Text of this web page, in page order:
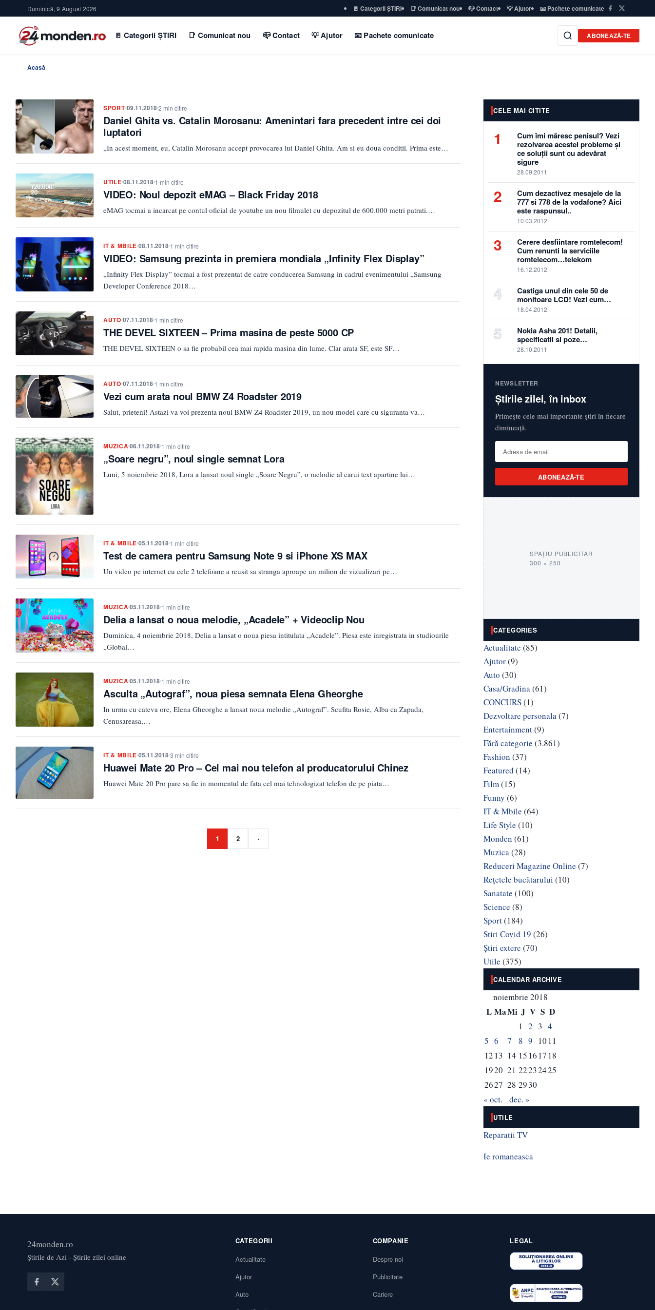
Duminică, 9 August 2026 🚪 Categorii ȘTIRI 📑 Comunicat nou 📪 Contact 💡 Ajutor 📧 Pachete comunicate
🚪 Categorii ȘTIRI 📑 Comunicat nou 📪 Contact 💡 Ajutor 📧 Pachete comunicate ABONEAZĂ-TE
Acasă
SPORT09.11.20182 min citire
Daniel Ghita vs. Catalin Morosanu: Amenintari fara precedent intre cei doi
luptatori
„In acest moment, eu, Catalin Morosanu accept provocarea lui Daniel Ghita. Am si eu doua conditii. Prima este…
UTILE 08.11.20181 min citire
VIDEO: Noul depozit eMAG – Black Friday 2018
eMAG tocmai a incarcat pe contul oficial de youtube un nou filmulet cu depozitul de 600.000 metri patrati.…
IT & MBILE08.11.2018 1 min citire
VIDEO: Samsung prezinta in premiera mondiala „Infinity Flex Display”
„Infinity Flex Display” tocmai a fost prezentat de catre conducerea Samsung in cadrul evenimentului „Samsung
Developer Conference 2018…
AUTO 07.11.20181 min citire
THE DEVEL SIXTEEN – Prima masina de peste 5000 CP
THE DEVEL SIXTEEN o sa fie probabil cea mai rapida masina din lume. Clar arata SF, este SF…
AUTO 07.11.20181 min citire
Vezi cum arata noul BMW Z4 Roadster 2019
Salut, prieteni! Astazi va voi prezenta noul BMW Z4 Roadster 2019, un nou model care cu siguranta va…
MUZICA06.11.2018 1 min citire
„Soare negru”, noul single semnat Lora
Luni, 5 noiembrie 2018, Lora a lansat noul single „Soare Negru”, o melodie al carui text apartine lui…
IT & MBILE05.11.2018 1 min citire
Test de camera pentru Samsung Note 9 si iPhone XS MAX
Un video pe internet cu cele 2 telefoane a reusit sa stranga aproape un milion de vizualizari pe…
MUZICA05.11.2018 1 min citire
Delia a lansat o noua melodie, „Acadele” + Videoclip Nou
Duminica, 4 noiembrie 2018, Delia a lansat o noua piesa intitulata „Acadele”. Piesa este inregistrata in studiourile
„Global…
MUZICA05.11.2018 1 min citire
Asculta „Autograf”, noua piesa semnata Elena Gheorghe
In urma cu cateva ore, Elena Gheorghe a lansat noua melodie „Autograf”. Scufita Rosie, Alba ca Zapada,
Cenusareasa,…
IT & MBILE05.11.20183 min citire
Huawei Mate 20 Pro – Cel mai nou telefon al producatorului Chinez
Huawei Mate 20 Pro pare sa fie in momentul de fata cel mai tehnologizat telefon de pe piata…
1 2 ›
CELE MAI CITITE
1
Cum îmi măresc penisul? Vezi
rezolvarea acestei probleme și
ce soluții sunt cu adevărat
sigure
28.09.2011
2
Cum dezactivez mesajele de la
777 si 778 de la vodafone? Aici
este raspunsul..
10.03.2012
3
Cerere desfiintare romtelecom!
Cum renunti la serviciile
romtelecom…telekom
16.12.2012
4
Castiga unul din cele 50 de
monitoare LCD! Vezi cum…
18.04.2012
5
Nokia Asha 201! Detalii,
specificatii si poze…
28.10.2011
NEWSLETTER
Știrile zilei, în inbox
Primește cele mai importante știri în fiecare
dimineață.
ABONEAZĂ-TE
SPAȚIU PUBLICITAR
300 × 250
CATEGORIES
Actualitate (85)
Ajutor(9)
Auto (30)
Casa/Gradina(61)
CONCURS(1)
Dezvoltare personala(7)
Entertainment(9)
Fără categorie (3.861)
Fashion (37)
Featured (14)
Film(15)
Funny (6)
IT & Mbile (64)
Life Style (10)
Monden (61)
Muzica(28)
Reduceri Magazine Online (7)
Rețetele bucătarului (10)
Sanatate (100)
Science (8)
Sport(184)
Stiri Covid 19 (26)
Știri extere (70)
Utile (375)
CALENDAR ARCHIVE
noiembrie 2018
L MaMi J V S D
1 2 3 4
5 6 7 8 9 10 11
12 13 14 15 16 17 18
1920 21 22232425
2627 28 2930
« oct.
dec. »
UTILE
Reparatii TV
Ie romaneasca
24monden.ro
Știrile de Azi - Știrile zilei online
CATEGORII
Actualitate
Ajutor
Auto
COMPANIE
Despre noi
Publicitate
Cariere
LEGAL